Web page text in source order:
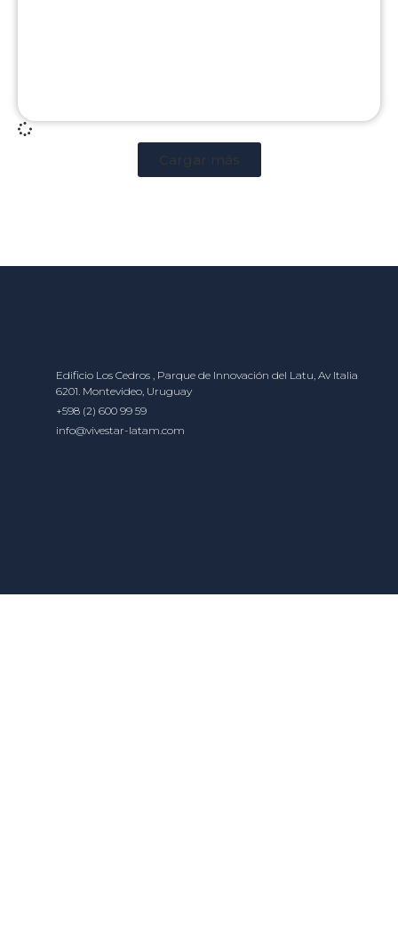
Cargar más
Edificio Los Cedros , Parque de Innovación del Latu, Av Italia
6201. Montevideo, Uruguay
+598 (2) 600 99 59
info@vivestar-latam.com